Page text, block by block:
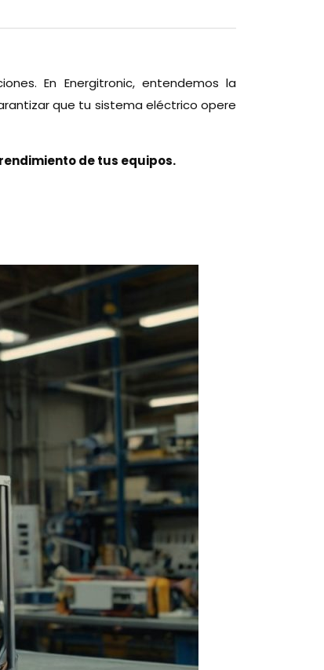
En Energitronic, entendemos la
que tu sistema eléctrico opere
de tus equipos.